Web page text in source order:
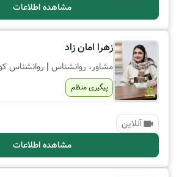
مشاهده اطلاعات
زهرا امان زاد
مشاور، روانشناس | روانشناس
پیگیری منظم
آنلاین
مشاهده اطلاعات